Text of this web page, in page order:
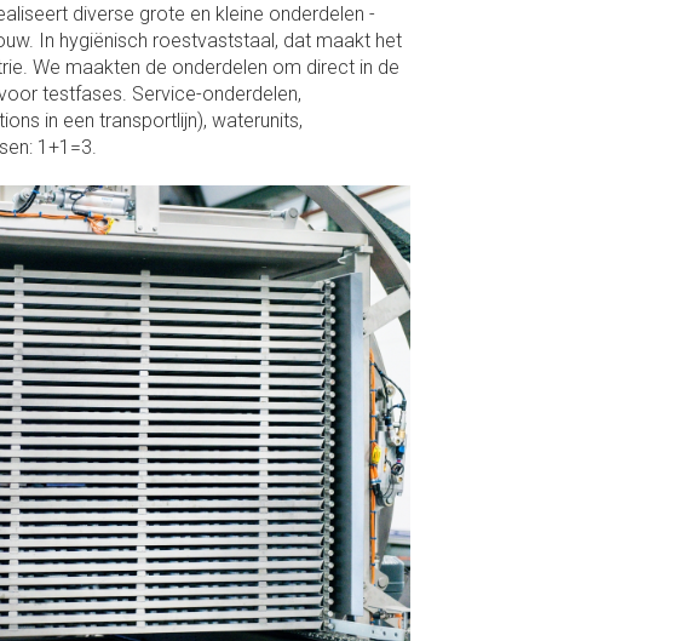
diverse grote en kleine onderdelen -
In hygiënisch roestvaststaal, dat maakt het
We maakten de onderdelen om direct in de
testfases. Service-onderdelen,
in een transportlijn), waterunits,
1+1=3.